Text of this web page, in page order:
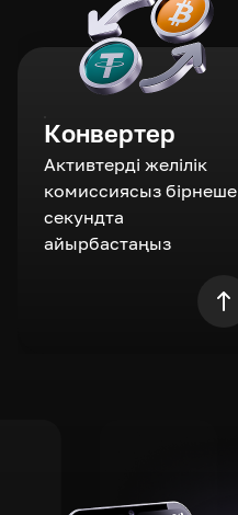
Конвертер
Активтерді желілік
комиссиясыз бірнеше
секундта
айырбастаңыз